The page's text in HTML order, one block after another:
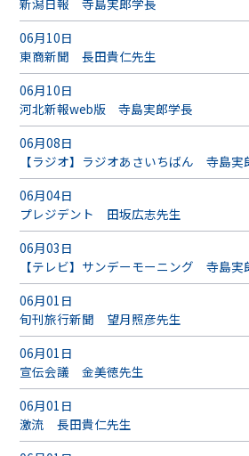
新潟日報 寺島実郎学長
06月10日
東商新聞 長田貴仁先生
06月10日
河北新報web版 寺島実郎学長
06月08日
【ラジオ】ラジオあさいちばん 寺島実
06月04日
プレジデント 田坂広志先生
06月03日
【テレビ】サンデーモーニング 寺島実
06月01日
旬刊旅行新聞 望月照彦先生
06月01日
宣伝会議 金美徳先生
06月01日
激流 長田貴仁先生